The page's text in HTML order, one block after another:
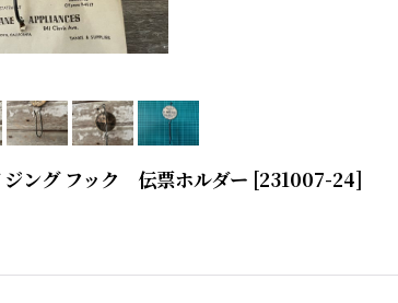
ング フック 伝票ホルダー [231007-24]